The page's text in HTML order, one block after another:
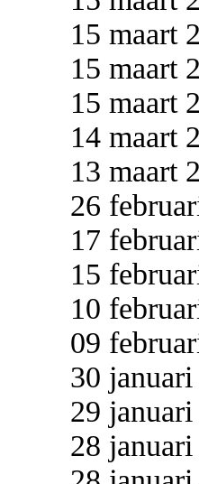
15 maart
15 maart
15 maart
14 maart
13 maart
26
17
15
10
09
30
29
28